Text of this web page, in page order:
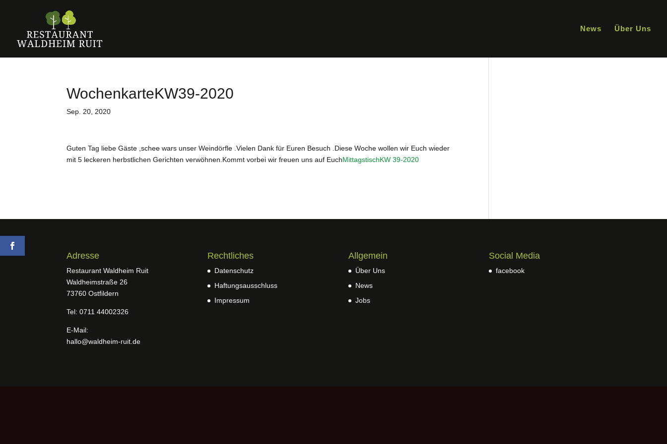
News Über Uns
WochenkarteKW39-2020
Sep. 20, 2020
Guten Tag liebe Gäste ,schee wars unser Weindörfle .Vielen Dank für Euren Besuch .Diese Woche wollen wir Euch wieder
mit 5 leckeren herbstlichen Gerichten verwöhnen.Kommt vorbei wir freuen uns auf EuchMittagstischKW 39-2020
Adresse
Restaurant Waldheim Ruit
Waldheimstraße 26
73760 Ostfildern
Tel: 0711 44002326
E-Mail:
hallo@waldheim-ruit.de
Rechtliches
Datenschutz
Haftungsausschluss
Impressum
Allgemein
Über Uns
News
Jobs
Social Media
facebook